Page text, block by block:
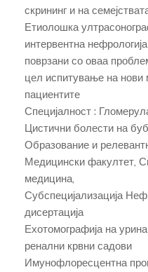
скрининг и на
Етиолошка
интервентна
поврзани со оваа
цел испитување на нови
пациентите
Специјалност :
Цистични болести на
Образование и
Медицински факултет,
медицина,
Субспецијализација
дисертација
Ехотомографија на
ренални крвни садови
Имунофлоресцентна